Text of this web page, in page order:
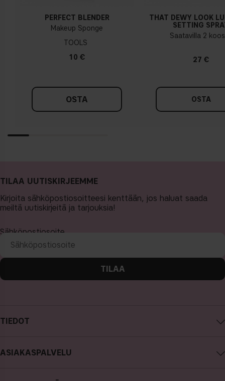
PERFECT BLENDER
Makeup Sponge
TOOLS
10 €
OSTA
THAT DEWY LOOK
SETTING
Saatavilla 2
27 €
OSTA
TIEDOT
Työpaikat
ASIAKASPALVELU
TILAA UUTISKIRJEEMME
Kirjoita sähköpostiosoitteesi kenttään, jos haluat saada
meiltä uutiskirjeitä ja tarjouksia!
Sähköpostiosoite
TILAA